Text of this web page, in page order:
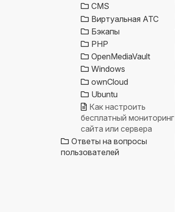
CMS
Виртуальная АТС
Бэкапы
PHP
OpenMediaVault
Windows
ownCloud
Ubuntu
Как настроить
бесплатный мониторинг
сайта или сервера
Ответы на вопросы
пользователей